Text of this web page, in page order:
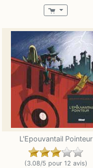
L'Epouvantail Pointeur
(3.08/5 pour 12 avis)